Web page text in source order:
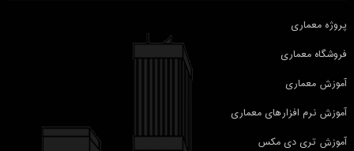
پروژه معماری
فروشگاه معماری
آموزش معماری
آموزش نرم افزارهای معماری
آموزش تری دی مکس